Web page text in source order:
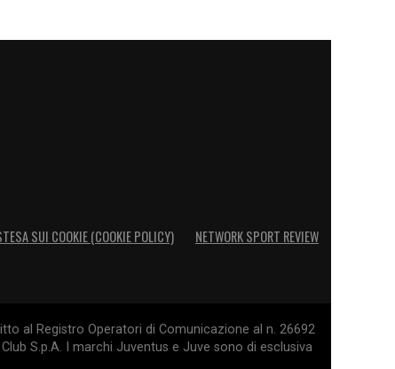
SUI COOKIE (COOKIE POLICY) NETWORK SPORT REVIEW
al Registro Operatori di Comunicazione al n. 26692
S.p.A. I marchi Juventus e Juve sono di esclusiva